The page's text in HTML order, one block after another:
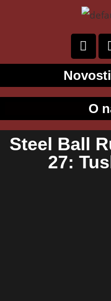
O
Steel Ball
27: